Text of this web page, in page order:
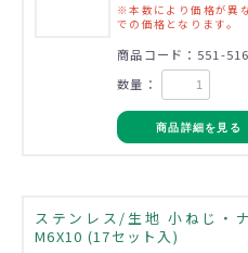
※本数により価格が異
での価格となります。
商品コード：551-516
数量：
商品詳細を見る
ステンレス/生地 小ねじ・
M6X10 (17セット入)